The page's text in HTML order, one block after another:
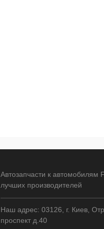
Автозапчасти к автомобилям
лучших производителей
Наш адрес: 03126, г. Киев,
проспект д.40